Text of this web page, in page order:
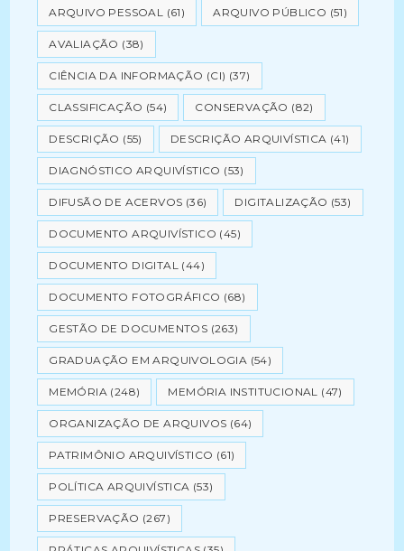
ARQUIVO PESSOAL (61) ARQUIVO PÚBLICO (51)
AVALIAÇÃO (38)
CIÊNCIA DA INFORMAÇÃO (CI) (37)
CLASSIFICAÇÃO (54) CONSERVAÇÃO (82)
DESCRIÇÃO (55) DESCRIÇÃO ARQUIVÍSTICA (41)
DIAGNÓSTICO ARQUIVÍSTICO (53)
DIFUSÃO DE ACERVOS (36) DIGITALIZAÇÃO (53)
DOCUMENTO ARQUIVÍSTICO (45)
DOCUMENTO DIGITAL (44)
DOCUMENTO FOTOGRÁFICO (68)
GESTÃO DE DOCUMENTOS (263)
GRADUAÇÃO EM ARQUIVOLOGIA (54)
MEMÓRIA (248) MEMÓRIA INSTITUCIONAL (47)
ORGANIZAÇÃO DE ARQUIVOS (64)
PATRIMÔNIO ARQUIVÍSTICO (61)
POLÍTICA ARQUIVÍSTICA (53)
PRESERVAÇÃO (267)